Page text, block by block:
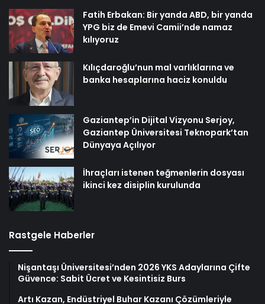
Fatih Erbakan: Bir yanda ABD, bir yanda
YPG biz de Emevi Camii’nde namaz
kılıyoruz
Kılıçdaroğlu’nun mal varlıklarına ve
banka hesaplarına haciz konuldu
Gaziantep’in Dijital Vizyonu Serjoy,
Gaziantep Üniversitesi Teknopark’tan
Dünyaya Açılıyor
İhraçları istenen teğmenlerin dosyası
ikinci kez disiplin kurulunda
Rastgele Haberler
Nişantaşı Üniversitesi’nden 2026 YKS Adaylarına Çifte
Güvence: Sabit Ücret ve Kesintisiz Burs
Artı Kazan, Endüstriyel Buhar Kazanı Çözümleriyle